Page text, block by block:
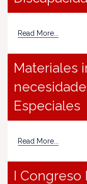
Read More...
Materiales
Especiales
Read More...
I Congreso